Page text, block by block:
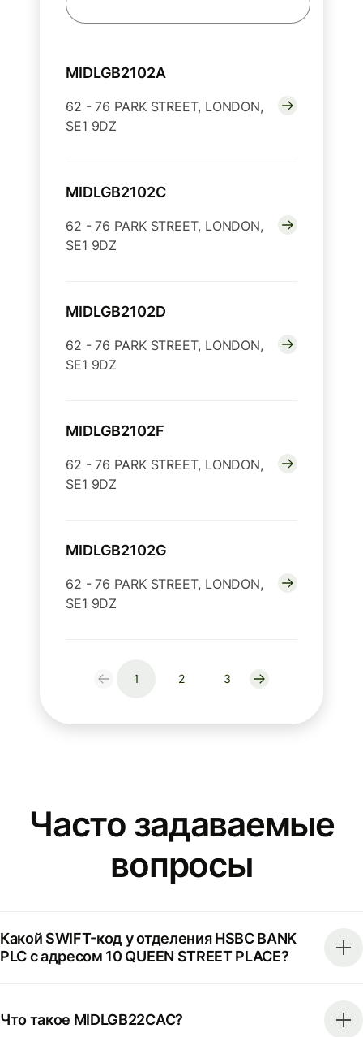
MIDLGB2102A
62 - 76 PARK STREET, LONDON,
SE1 9DZ
MIDLGB2102C
62 - 76 PARK STREET, LONDON,
SE1 9DZ
MIDLGB2102D
62 - 76 PARK STREET, LONDON,
SE1 9DZ
MIDLGB2102F
62 - 76 PARK STREET, LONDON,
SE1 9DZ
MIDLGB2102G
62 - 76 PARK STREET, LONDON,
SE1 9DZ
1 2 3
Часто задаваемые
вопросы
Какой SWIFT-код у отделения HSBC BANK
PLC с адресом 10 QUEEN STREET PLACE?
Что такое MIDLGB22CAC?